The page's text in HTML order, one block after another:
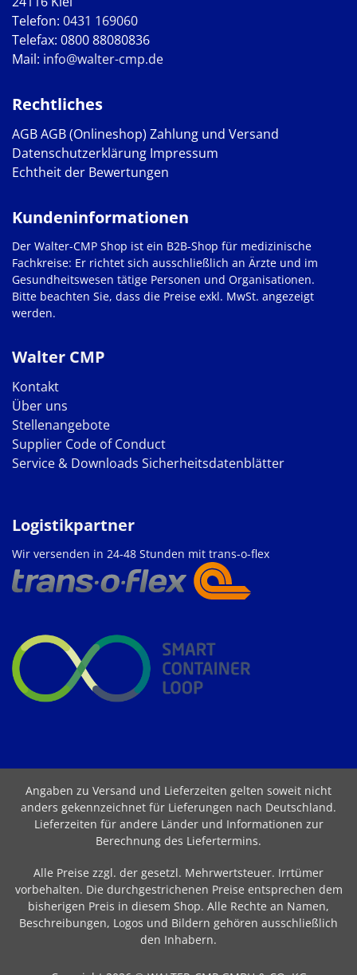
Telefon: 0431 169060
Telefax: 0800 88080836
Mail: info@walter-cmp.de
Rechtliches
AGBAGB (Onlineshop) Zahlung und Versand
Datenschutzerklärung Impressum
Echtheit der Bewertungen
Walter CMP
Kontakt
Über uns
Stellenangebote
Supplier Code of Conduct
Service & Downloads Sicherheitsdatenblätter
Kundeninformationen
Der Walter-CMP Shop ist ein B2B-Shop für medizinische
Fachkreise: Er richtet sich ausschließlich an Ärzte und im
Gesundheitswesen tätige Personen und Organisationen.
Bitte beachten Sie, dass die Preise exkl. MwSt. angezeigt
werden.
Logistikpartner
Wir versenden in 24-48 Stunden mit trans-o-flex
Angaben zu Versand und Lieferzeiten gelten soweit nicht
anders gekennzeichnet für Lieferungen nach Deutschland.
Lieferzeiten für andere Länder und Informationen zur
Berechnung des Liefertermins.
Alle Preise zzgl. der gesetzl. Mehrwertsteuer. Irrtümer
vorbehalten. Die durchgestrichenen Preise entsprechen dem
bisherigen Preis in diesem Shop. Alle Rechte an Namen,
Beschreibungen, Logos und Bildern gehören ausschließlich
den Inhabern.